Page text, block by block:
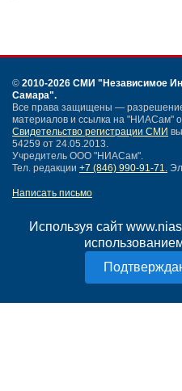
Используя сайт
© 2010-2026 СМИ "Независимое
Самара".
Все права защищены —
материалов и ссылка на "НИАСам"
Свидетельство регистрации СМИ
54259 от 24.05.2013.
Учредитель ООО "НИАСам".
Тел. редакции +7 (846) 990-91-71.
Написать письмо
Нашли ошибку?
Политика конфиденциальности